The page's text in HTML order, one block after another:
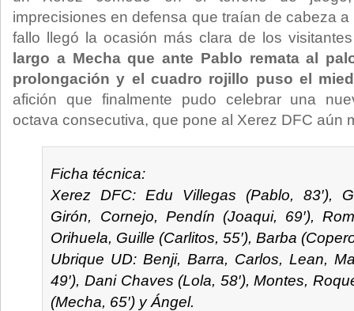
imprecisiones en defensa que traían de cabeza
fallo llegó la ocasión más clara de los
largo a Mecha que ante Pablo remata al
prolongación y el cuadro rojillo puso el
afición que finalmente pudo celebrar una
octava consecutiva, que pone al Xerez DFC aún
Ficha técnica:
Xerez DFC: Edu Villegas (Pablo, 83′),
Girón, Cornejo, Pendín (Joaqui, 69′),
Orihuela, Guille (Carlitos, 55′), Barba
Ubrique UD: Benji, Barra, Carlos, Lean,
49′), Dani Chaves (Lola, 58′), Montes,
(Mecha, 65′) y Ángel.